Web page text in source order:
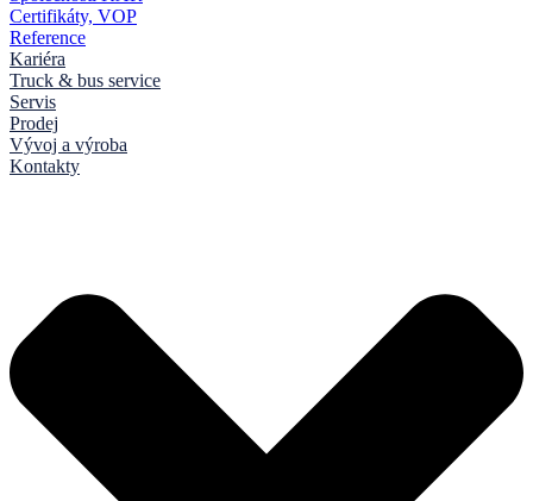
Certifikáty, VOP
Reference
Kariéra
Truck & bus service
Servis
Prodej
Vývoj a výroba
Kontakty